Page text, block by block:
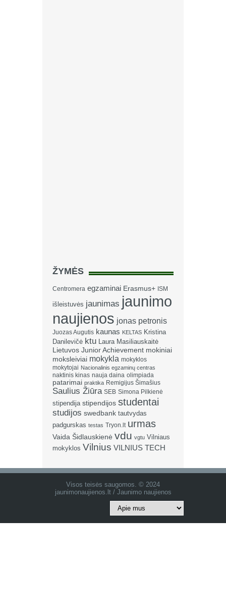
ŽYMĖS
Centromera egzaminai Erasmus+ ISM
išleistuvės jaunimas jaunimo
naujienos jonas petronis
Juozas Augutis kaunas KELTAS Kristina
Danilevičė ktu Laura Masiliauskaitė
Lietuvos Junior Achievement mokiniai
moksleiviai mokykla mokyklos
mokytojai Nacionalinis egzaminų centras
naktinis kinas nauja daina olimpiada
patarimai praktika Remigijus Šimašius
Saulius Žiūra SEB Simona Pilkienė
stipendija stipendijos studentai
studijos swedbank tautvydas
padgurskas testas Tryon.lt urmas
Vaida Šidlauskienė vdu vgtu Vilniaus
mokyklos Vilnius VILNIUS TECH
Visos teisės saugomos. © 2024
jaunimonaujienos.lt / Jaunimo naujienos